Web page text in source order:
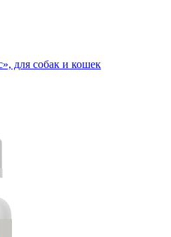
для собак и кошек